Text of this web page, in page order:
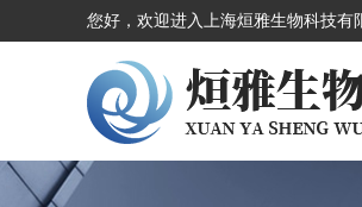
您好，欢迎进入上海烜雅生物科技有